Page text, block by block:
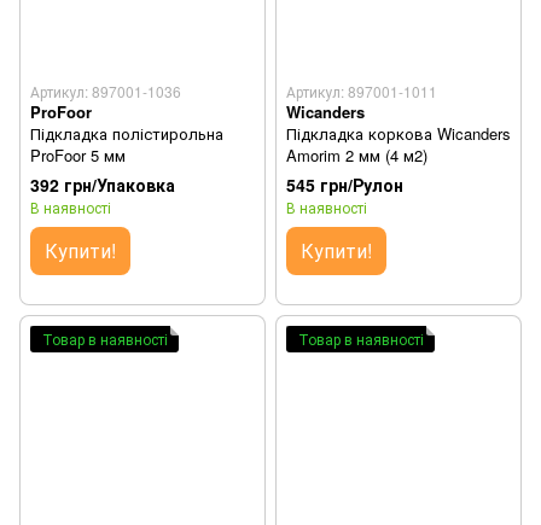
Артикул: 897001-1036
ProFoor
Підкладка полістирольна
ProFoor 5 мм
392 грн/Упаковка
В наявності
Купити!
Артикул: 897001-1011
Wicanders
Підкладка коркова Wicanders
Amorim 2 мм (4 м2)
545 грн/Рулон
В наявності
Купити!
Товар в наявності Товар в наявності